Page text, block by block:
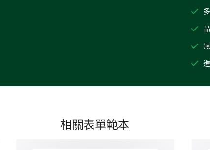
是時候討論您對我們培訓的一般滿意感受。
相關表單範本